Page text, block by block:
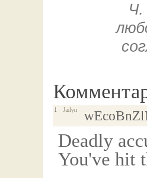
Ч.
1 Jailyn
Deadly
You've hit